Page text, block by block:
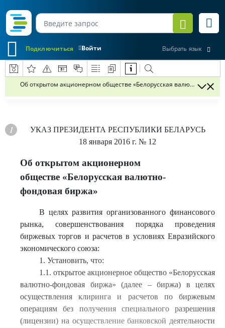
Войти
Подключиться Выбрать язык
Об открытом акционерном обществе «Белорусская валютно-
УКАЗ ПРЕЗИДЕНТА РЕСПУБЛИКИ БЕЛАРУСЬ
18 января 2016 г. № 12
Об открытом акционерном
обществе «Белорусская валютно-
фондовая биржа»
В целях развития организованного финансового
рынка, совершенствования порядка проведения
биржевых торгов и расчетов в условиях Евразийского
экономического союза:
1. Установить, что:
1.1. открытое акционерное общество «Белорусская
валютно-фондовая биржа» (далее – биржа) в целях
осуществления клиринга и расчетов по биржевым
операциям без получения специального разрешения
(лицензии) на осуществление банковской деятельности